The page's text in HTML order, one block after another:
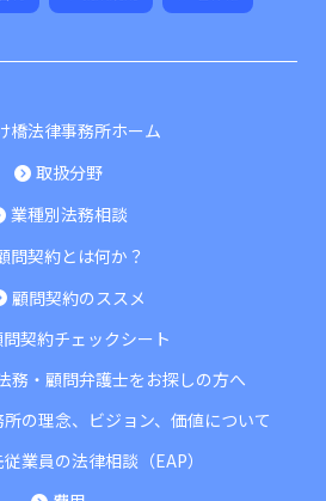
橋法律事務所ホーム
取扱分野
業種別法務相談
問契約とは何か？
顧問契約のススメ
契約チェックシート
務・顧問弁護士をお探しの方へ
の理念、ビジョン、価値について
業員の法律相談（EAP）